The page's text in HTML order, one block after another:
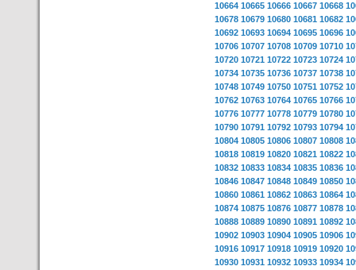
10664 10665 10666 10667 10668
10678 10679 10680 10681 10682
10692 10693 10694 10695 10696
10706 10707 10708 10709 10710
10720 10721 10722 10723 10724
10734 10735 10736 10737 10738
10748 10749 10750 10751 10752
10762 10763 10764 10765 10766
10776 10777 10778 10779 10780
10790 10791 10792 10793 10794
10804 10805 10806 10807 10808
10818 10819 10820 10821 10822
10832 10833 10834 10835 10836
10846 10847 10848 10849 10850
10860 10861 10862 10863 10864
10874 10875 10876 10877 10878
10888 10889 10890 10891 10892
10902 10903 10904 10905 10906
10916 10917 10918 10919 10920
10930 10931 10932 10933 10934